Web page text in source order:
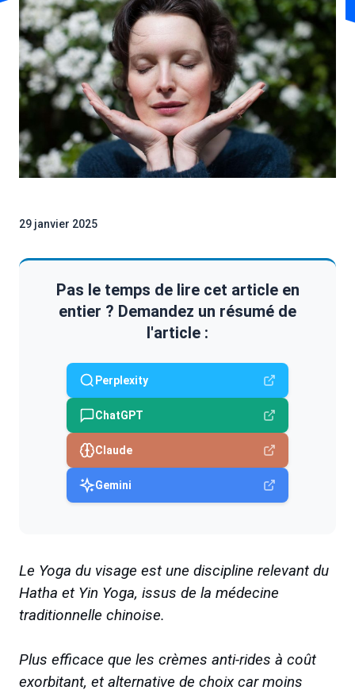
29 janvier 2025
Pas le temps de lire cet article en
entier ? Demandez un résumé de
l'article :
Perplexity
ChatGPT
Claude
Gemini
Le Yoga du visage est une discipline relevant du
Hatha et Yin Yoga, issus de la médecine
traditionnelle chinoise.
Plus efficace que les crèmes anti-rides à coût
exorbitant, et alternative de choix car moins